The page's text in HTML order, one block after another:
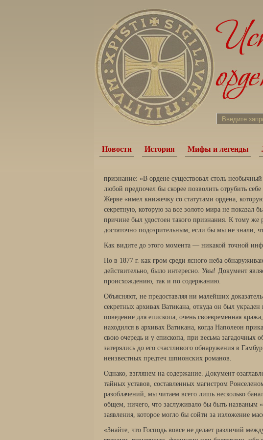
Новости История Мифы и легенды
признание: «В ордене существовал столь
любой предпочел бы скорее позволить отрубить
Жерве «имел книжечку со статутами ордена,
секретную, которую за все золото мира не показал
причине был удостоен такого признания. К тому же
достаточно подозрительным, если бы мы не знали,
Как видите до этого момента — никакой точной
Но в 1877 г. как гром среди ясного неба
действительно, было интересно. Увы! Документ
происхождению, так и по содержанию.
Объясняют, не предоставляя ни малейших
секретных архивах Ватикана, откуда он был
поведение для епископа, очень своевременная
находился в архивах Ватикана, когда Наполеон
свою очередь и у епископа, при весьма загадочных
затерялись до его счастливого обнаружения в
неизвестных предтеч шпионских романов.
Однако, взглянем на содержание. Документ
тайных уставов, составленных магистром
разоблачений, мы читаем всего лишь несколько
общем, ничего, что заслуживало бы быть названым
заявления, которое могло бы сойти за изложение
«Знайте, что Господь вовсе не делает различий